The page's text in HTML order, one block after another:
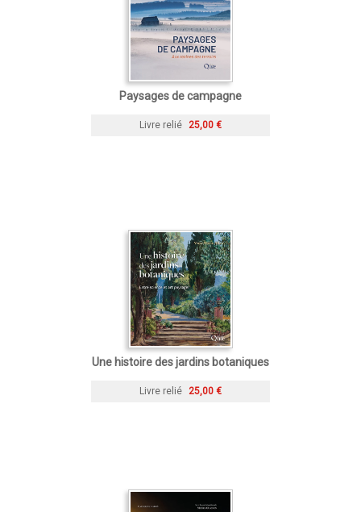
Paysages de campagne
Livre relié 25,00 €
Une histoire des jardins botaniques
Livre relié 25,00 €